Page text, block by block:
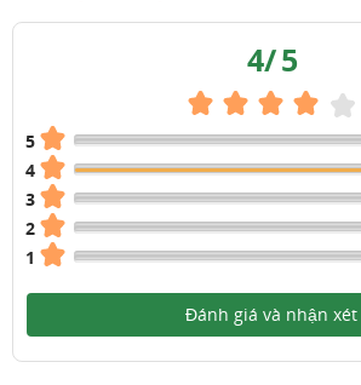
4/5
5
4
3
2
1
Đánh giá và nhận xét